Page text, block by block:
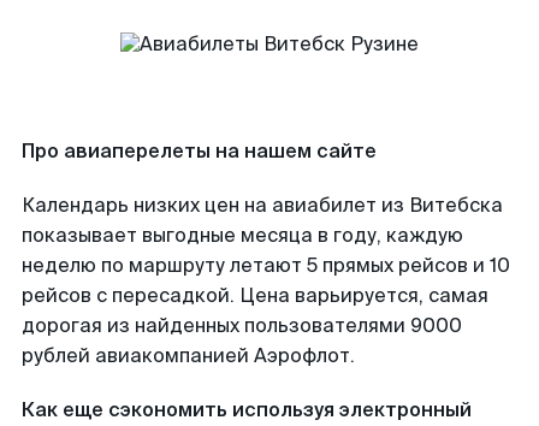
Про авиаперелеты на нашем сайте
Календарь низких цен на авиабилет из Витебска
показывает выгодные месяца в году, каждую
неделю по маршруту летают 5 прямых рейсов и 10
рейсов с пересадкой. Цена варьируется, самая
дорогая из найденных пользователями 9000
рублей авиакомпанией Аэрофлот.
Как еще сэкономить используя электронный